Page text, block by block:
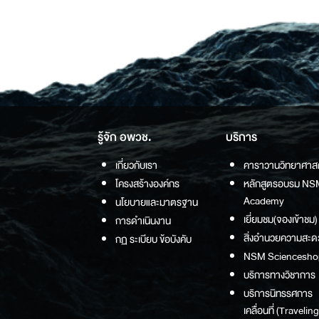
รู้จัก อพวช.
เกี่ยวกับเรา
โครงสร้างองค์กร
นโยบายและมาตรฐาน
การดำเนินงาน
กฏ ระเบียบ ข้อบังคับ
บริการ
คาราวานวิทยาศา
หลักสูตรอบรม
Academy
เยี่ยมชม(จองเข้าชม)
สิ่งอำนวยความสะ
NSM
บริการทางวิชาการ
บริการนิทรรศการ
เคลื่อนที่ (Traveling